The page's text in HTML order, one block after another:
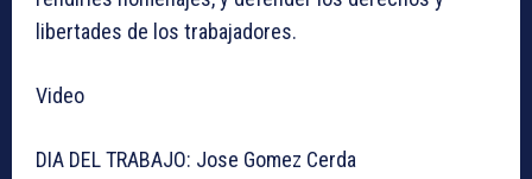
libertades de los trabajadores.
Video
DIA DEL TRABAJO: Jose Gomez Cerda